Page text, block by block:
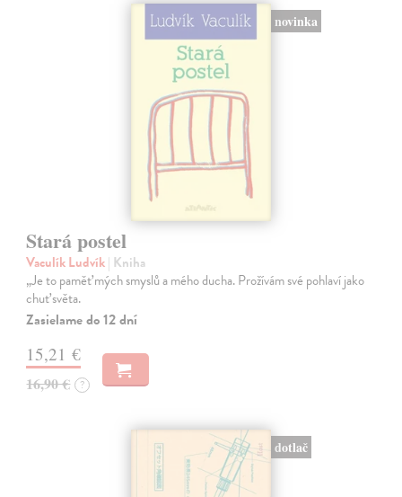
novinka
Stará postel
Vaculík Ludvík| Kniha
„Je to paměť mých smyslů a mého ducha. Prožívám své pohlaví jako
chuť světa.
Zasielame do 12 dní
15,21 €
16,90 € ?
dotlač